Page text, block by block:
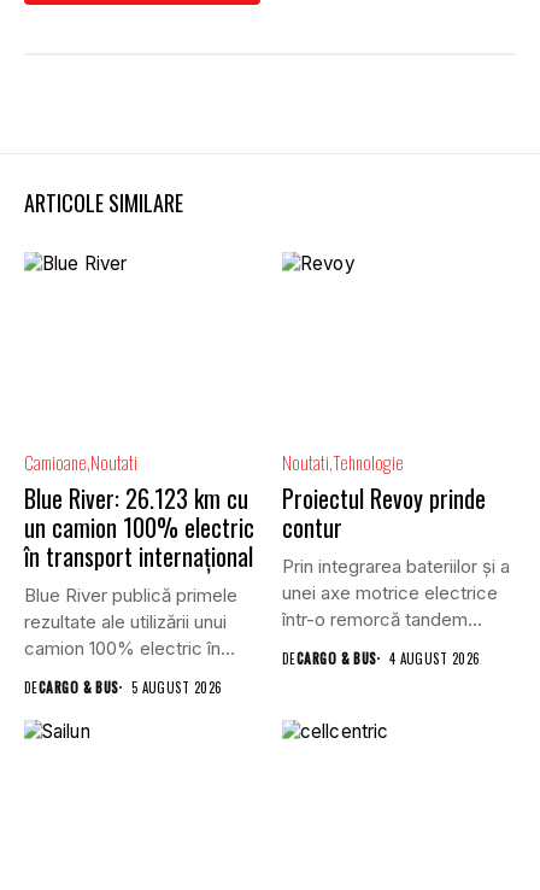
ARTICOLE SIMILARE
Camioane Noutati
Blue River: 26.123 km cu
un camion 100% electric
în transport internațional
Blue River publică primele
rezultate ale utilizării unui
camion 100% electric în...
DECARGO & BUS 5 AUGUST 2026
NoutatiTehnologie
Proiectul Revoy prinde
contur
Prin integrarea bateriilor și a
unei axe motrice electrice
într-o remorcă tandem...
DECARGO & BUS 4 AUGUST 2026